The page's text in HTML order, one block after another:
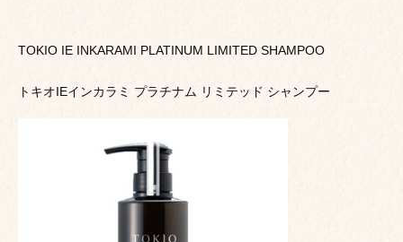
TOKIO IE INKARAMI PLATINUM LIMITED SHAMPOO
トキオIEインカラミ プラチナム リミテッド シャンプー